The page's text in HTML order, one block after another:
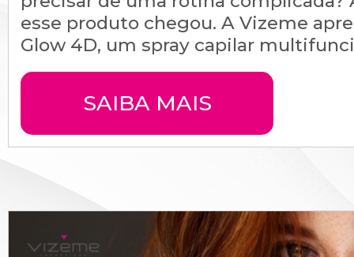
esse produto chegou. A Vizeme
Glow 4D, um spray capilar
SAIBA MAIS